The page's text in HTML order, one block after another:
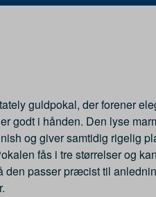
guldpokal, der forener
godt i hånden. Den lyse
og giver samtidig rigelig
fås i tre størrelser og
den passer præcist til